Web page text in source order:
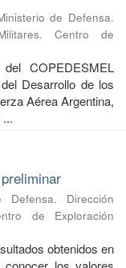
de Defensa.
Centro de
COPEDESMEL
Desarrollo de los
Aérea Argentina,
Defensa. Dirección
de Exploración
obtenidos en